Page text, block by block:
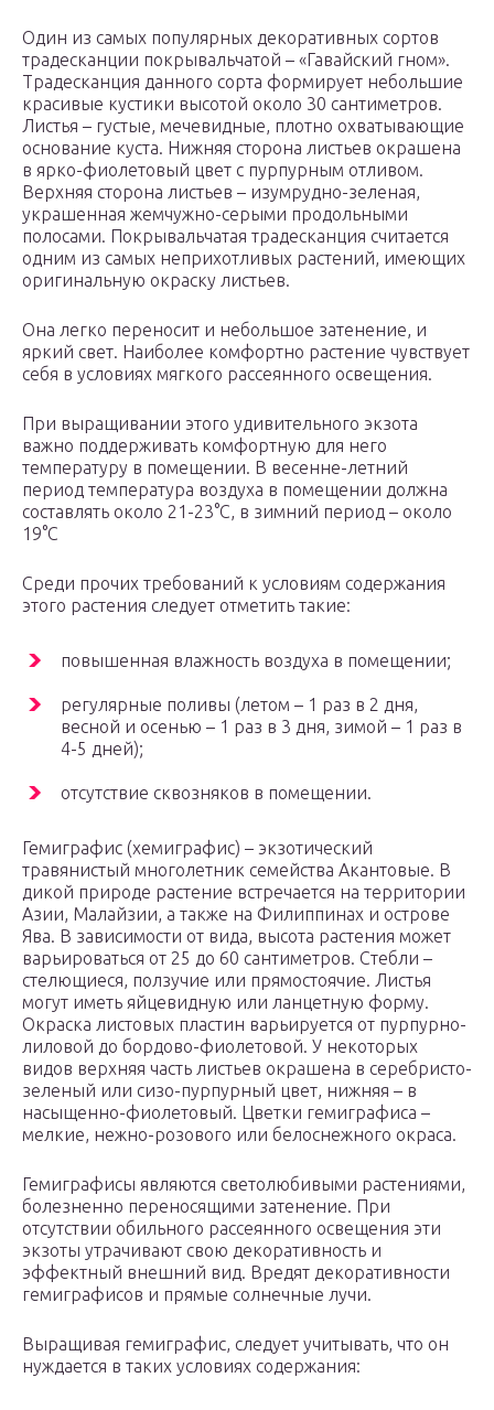
Один из самых популярных декоративных сортов
традесканции покрывальчатой – «Гавайский гном».
Традесканция данного сорта формирует небольшие
красивые кустики высотой около 30 сантиметров.
Листья – густые, мечевидные, плотно охватывающие
основание куста. Нижняя сторона листьев окрашена
в ярко-фиолетовый цвет с пурпурным отливом.
Верхняя сторона листьев – изумрудно-зеленая,
украшенная жемчужно-серыми продольными
полосами. Покрывальчатая традесканция считается
одним из самых неприхотливых растений, имеющих
оригинальную окраску листьев.
Она легко переносит и небольшое затенение, и
яркий свет. Наиболее комфортно растение чувствует
себя в условиях мягкого рассеянного освещения.
При выращивании этого удивительного экзота
важно поддерживать комфортную для него
температуру в помещении. В весенне-летний
период температура воздуха в помещении должна
составлять около 21-23°С, в зимний период – около
19°С
Среди прочих требований к условиям содержания
этого растения следует отметить такие:
повышенная влажность воздуха в помещении;
регулярные поливы (летом – 1 раз в 2 дня,
весной и осенью – 1 раз в 3 дня, зимой – 1 раз в
4-5 дней);
отсутствие сквозняков в помещении.
Гемиграфис (хемиграфис) – экзотический
травянистый многолетник семейства Акантовые. В
дикой природе растение встречается на территории
Азии, Малайзии, а также на Филиппинах и острове
Ява. В зависимости от вида, высота растения может
варьироваться от 25 до 60 сантиметров. Стебли –
стелющиеся, ползучие или прямостоячие. Листья
могут иметь яйцевидную или ланцетную форму.
Окраска листовых пластин варьируется от пурпурно-
лиловой до бордово-фиолетовой. У некоторых
видов верхняя часть листьев окрашена в серебристо-
зеленый или сизо-пурпурный цвет, нижняя – в
насыщенно-фиолетовый. Цветки гемиграфиса –
мелкие, нежно-розового или белоснежного окраса.
Гемиграфисы являются светолюбивыми растениями,
болезненно переносящими затенение. При
отсутствии обильного рассеянного освещения эти
экзоты утрачивают свою декоративность и
эффектный внешний вид. Вредят декоративности
гемиграфисов и прямые солнечные лучи.
Выращивая гемиграфис, следует учитывать, что он
нуждается в таких условиях содержания: